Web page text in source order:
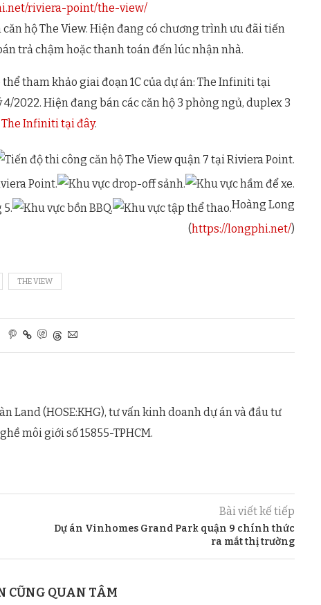
riviera-point/the-view/
hộ The View. Hiện đang có chương trình ưu đãi tiến
trả chậm hoặc thanh toán đến lúc nhận nhà.
tham khảo giai đoạn 1C của dự án: The Infiniti tại
2022. Hiện đang bán các căn hộ 3 phòng ngủ, duplex 3
The Infiniti tại đây.
Hoàng Long
(https://longphi.net/)
THE VIEW
Land (HOSE:KHG), tư vấn kinh doanh dự án và đầu tư
môi giới số 15855-TPHCM.
Bài viết kế tiếp
Dự án Vinhomes Grand Park quận 9 chính thức
ra mắt thị trường
CŨNG QUAN TÂM